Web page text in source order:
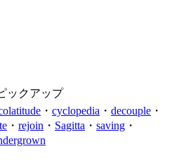
ックアップ
・ cyclopedia ・ decouple ・
・ rejoin ・ Sagitta ・ saving ・